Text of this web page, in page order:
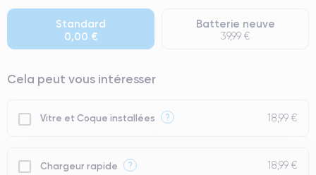
● Batterie : usage intensif.
● Seuls 5% de nos téléphones ont un grade Premium.
Standard
0,00 €
Batterie neuve
39,99 €
Cela peut vous intéresser
Vitre et Coque installées ? 18,99 €
Chargeur rapide ? 18,99 €